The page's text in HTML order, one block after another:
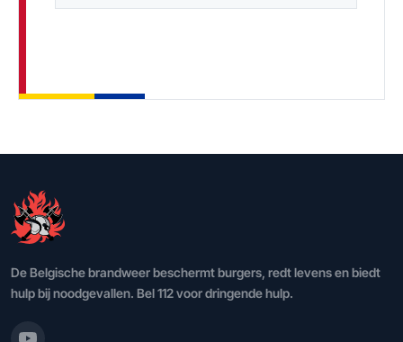
De Belgische brandweer beschermt burgers, redt levens en biedt
hulp bij noodgevallen. Bel 112 voor dringende hulp.